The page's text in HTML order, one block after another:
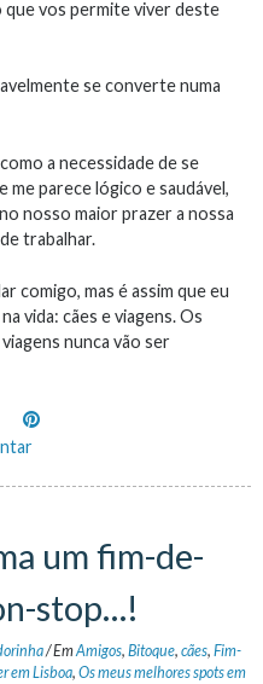
vos permite viver deste
se converte numa
a necessidade de se
me parece lógico e saudável,
nosso maior prazer a nossa
trabalhar.
comigo, mas é assim que eu
vida: cães e viagens. Os
nunca vão ser
um fim-de-
stop…!
/EmAmigos, Bitoque, cães, Fim-
em Lisboa, Os meus melhores spots em